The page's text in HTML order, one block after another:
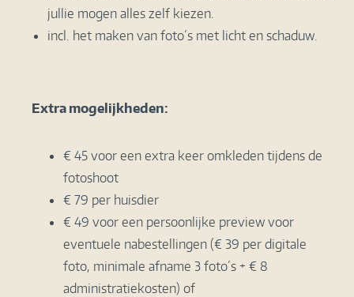
jullie mogen alles zelf kiezen.
incl. het maken van foto´s met licht en schaduw.
Extra mogelijkheden:
€ 45 voor een extra keer omkleden tijdens de
fotoshoot
€ 79 per huisdier
€ 49 voor een persoonlijke preview voor
eventuele nabestellingen (€ 39 per digitale
foto, minimale afname 3 foto´s + € 8
administratiekosten) of